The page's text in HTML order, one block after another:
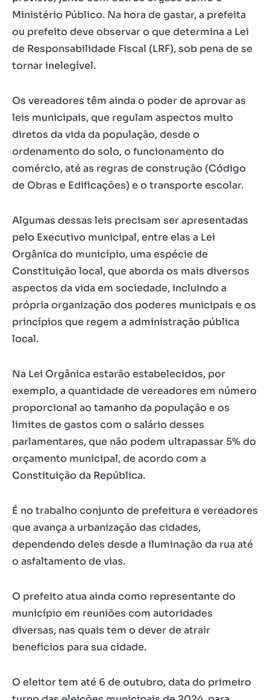
Ministério Público. Na hora de gastar, a prefeita
ou prefeito deve observar o que determina a Lei
de Responsabilidade Fiscal (LRF), sob pena de se
tornar inelegível.
Os vereadores têm ainda o poder de aprovar as
leis municipais, que regulam aspectos muito
diretos da vida da população, desde o
ordenamento do solo, o funcionamento do
comércio, até as regras de construção (Código
de Obras e Edificações) e o transporte escolar.
Algumas dessas leis precisam ser apresentadas
pelo Executivo municipal, entre elas a Lei
Orgânica do município, uma espécie de
Constituição local, que aborda os mais diversos
aspectos da vida em sociedade, incluindo a
própria organização dos poderes municipais e os
princípios que regem a administração pública
local.
Na Lei Orgânica estarão estabelecidos, por
exemplo, a quantidade de vereadores em número
proporcional ao tamanho da população e os
limites de gastos com o salário desses
parlamentares, que não podem ultrapassar 5% do
orçamento municipal, de acordo com a
Constituição da República.
É no trabalho conjunto de prefeitura e vereadores
que avança a urbanização das cidades,
dependendo deles desde a iluminação da rua até
o asfaltamento de vias.
O prefeito atua ainda como representante do
município em reuniões com autoridades
diversas, nas quais tem o dever de atrair
benefícios para sua cidade.
O eleitor tem até 6 de outubro, data do primeiro